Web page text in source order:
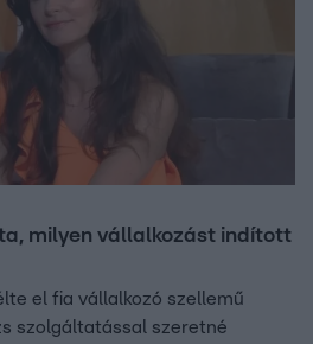
milyen vállalkozást indított
el fia vállalkozó szellemű
szolgáltatással szeretné